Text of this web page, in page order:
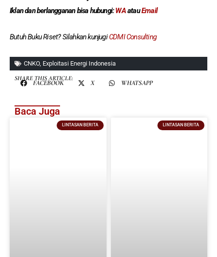
Iklan dan berlanggananbisa hubungi:WAatauEmail
Butuh Buku Riset? Silahkan kunjugiCDMI Consulting
CNKO, Exploitasi Energi Indonesia
SHARE THIS ARTICLE:
FACEBOOK X WHATSAPP
Baca Juga
LINTASAN BERITA LINTASAN BERITA